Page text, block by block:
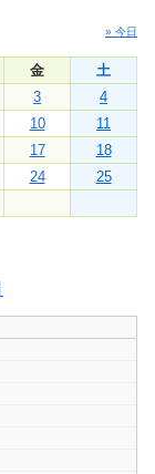
» 今日
金
土
3
4
10
11
17
18
24
25